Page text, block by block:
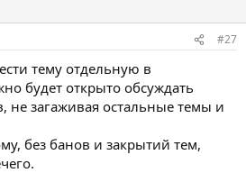
#27
тему отдельную в
будет открыто обсуждать
не загаживая остальные темы и
без банов и закрытий тем,